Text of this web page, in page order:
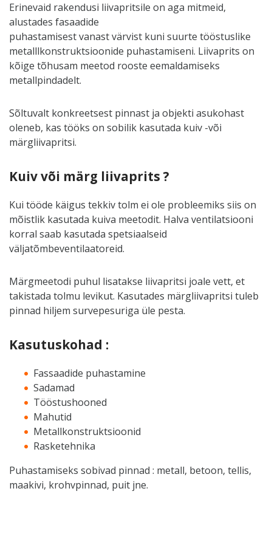
Erinevaid rakendusi liivapritsile on aga mitmeid,
alustades fasaadide
puhastamisest vanast värvist kuni suurte tööstuslike
metalllkonstruktsioonide puhastamiseni. Liivaprits on
kõige tõhusam meetod rooste eemaldamiseks
metallpindadelt.
Sõltuvalt konkreetsest pinnast ja objekti asukohast
oleneb, kas tööks on sobilik kasutada kuiv -või
märgliivapritsi.
Kuiv või märg liivaprits ?
Kui tööde käigus tekkiv tolm ei ole probleemiks siis on
mõistlik kasutada kuiva meetodit. Halva ventilatsiooni
korral saab kasutada spetsiaalseid
väljatõmbeventilaatoreid.
Märgmeetodi puhul lisatakse liivapritsi joale vett, et
takistada tolmu levikut. Kasutades märgliivapritsi tuleb
pinnad hiljem survepesuriga üle pesta.
Kasutuskohad :
Fassaadide puhastamine
Sadamad
Tööstushooned
Mahutid
Metallkonstruktsioonid
Rasketehnika
Puhastamiseks sobivad pinnad : metall, betoon, tellis,
maakivi, krohvpinnad, puit jne.